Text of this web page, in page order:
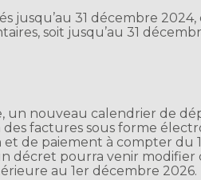
jusqu’au 31 décembre
soit jusqu’au 31
un nouveau calendrier de
des factures sous forme
et de paiement à compter du
décret pourra venir
au 1er décembre 2026.